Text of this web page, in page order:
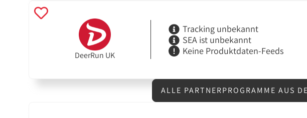
DeerRun UK
Tracking unbekannt
SEA ist unbekannt
Keine Produktdaten-Feeds
ALLE PARTNERPROGRAMME AUS